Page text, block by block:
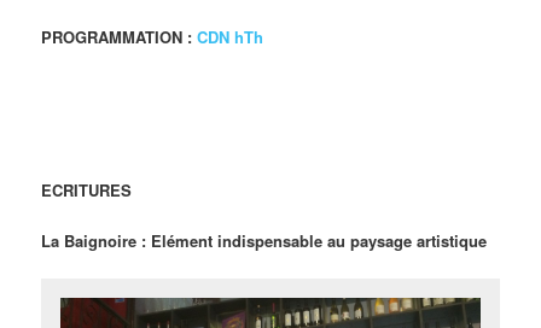
PROGRAMMATION :CDN hTh
ECRITURES
La Baignoire : Elément indispensable au paysage artistique